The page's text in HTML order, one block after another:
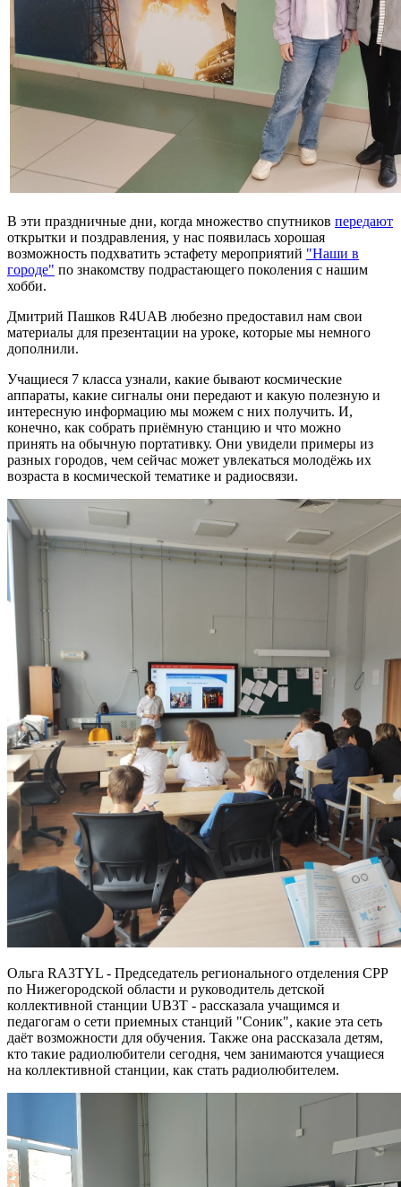
В эти праздничные дни, когда множество спутников передают
открытки и поздравления, у нас появилась хорошая
возможность подхватить эстафету мероприятий "Наши в
городе" по знакомству подрастающего поколения с нашим
хобби.
Дмитрий Пашков R4UAB любезно предоставил нам свои
материалы для презентации на уроке, которые мы немного
дополнили.
Учащиеся 7 класса узнали, какие бывают космические
аппараты, какие сигналы они передают и какую полезную и
интересную информацию мы можем с них получить. И,
конечно, как собрать приёмную станцию и что можно
принять на обычную портативку. Они увидели примеры из
разных городов, чем сейчас может увлекаться молодёжь их
возраста в космической тематике и радиосвязи.
Ольга RA3TYL - Председатель регионального отделения СРР
по Нижегородской области и руководитель детской
коллективной станции UB3T - рассказала учащимся и
педагогам о сети приемных станций "Соник", какие эта сеть
даёт возможности для обучения. Также она рассказала детям,
кто такие радиолюбители сегодня, чем занимаются учащиеся
на коллективной станции, как стать радиолюбителем.